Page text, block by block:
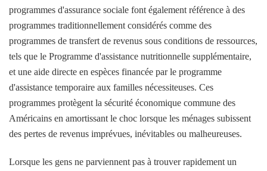
programmes d'assurance sociale font également référence à des
programmes traditionnellement considérés comme des
programmes de transfert de revenus sous conditions de ressources,
tels que le Programme d'assistance nutritionnelle supplémentaire,
et une aide directe en espèces financée par le programme
d'assistance temporaire aux familles nécessiteuses. Ces
programmes protègent la sécurité économique commune des
Américains en amortissant le choc lorsque les ménages subissent
des pertes de revenus imprévues, inévitables ou malheureuses.
Lorsque les gens ne parviennent pas à trouver rapidement un